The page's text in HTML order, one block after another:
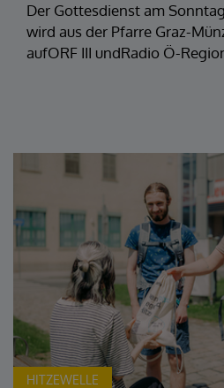
Der Gottesdienst am
wird aus der Pfarre Graz-
aufORF III undRadio Ö-
HITZEWELLE